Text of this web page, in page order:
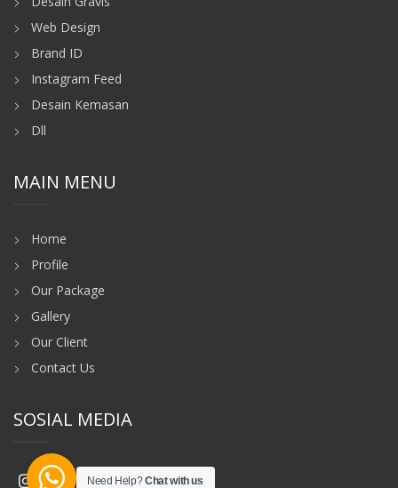
Web Design
Brand ID
Instagram Feed
Desain Kemasan
Dll
MAIN MENU
Home
Profile
Our Package
Gallery
Our Client
Contact Us
SOSIAL MEDIA
Need Help?Chat with us